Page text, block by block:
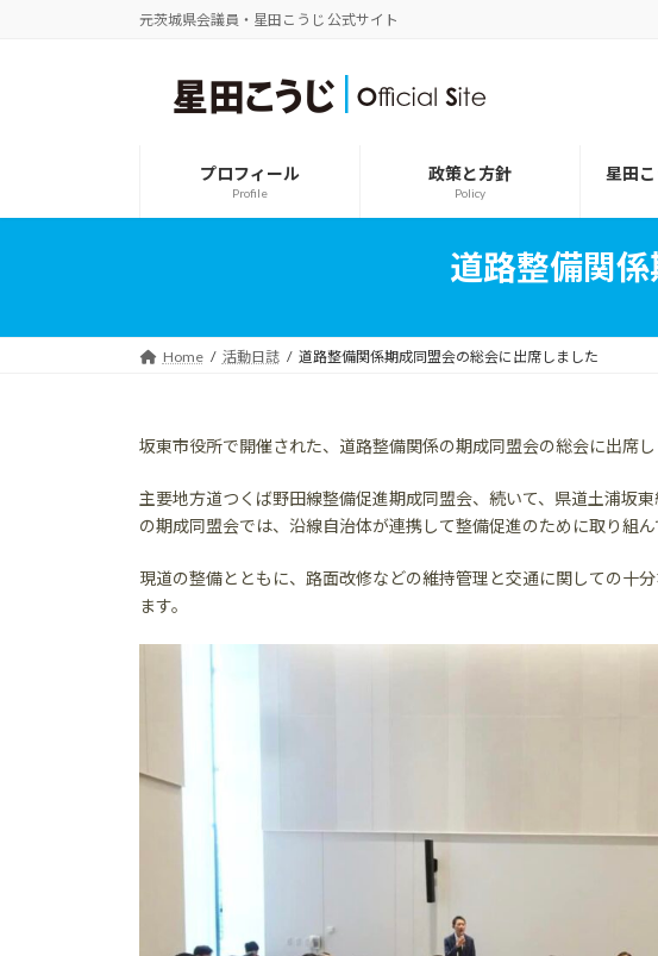
元茨城県会議員・星田こうじ 公式サイト
プロフィール
Profile
政策と方針
Policy
星田
道路整備関
Home 活動日誌 道路整備関係期成同盟会の総会に出席しました
坂東市役所で開催された、道路整備関係の期成同盟会の総会に出席し
主要地方道つくば野田線整備促進期成同盟会、続いて、県道土浦坂
の期成同盟会では、沿線自治体が連携して整備促進のために取り組ん
現道の整備とともに、路面改修などの維持管理と交通に関しての十
ます。